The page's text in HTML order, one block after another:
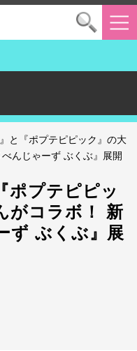
と『ポプテピピック』の大
んじゃーず ぶくぶ』展開
ポプテピピッ
がコラボ！ 新
ず ぶくぶ』展